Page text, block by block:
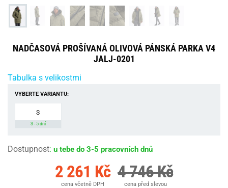
NADČASOVÁ PROŠÍVANÁ OLIVOVÁ PÁNSKÁ PARKA V4
JALJ-0201
Tabulka s velikostmi
VYBERTE VARIANTU:
S
3 - 5 dní
Dostupnost: u tebe do 3-5 pracovních dnů
2 261 Kč
cena včetně DPH
4 746 Kč
cena před slevou